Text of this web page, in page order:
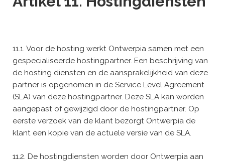
11.1. Voor de hosting werkt Ontwerpia samen met een
gespecialiseerde hostingpartner. Een beschrijving van
de hosting diensten en de aansprakelijkheid van deze
partner is opgenomen in de Service Level Agreement
(SLA) van deze hostingpartner. Deze SLA kan worden
aangepast of gewijzigd door de hostingpartner. Op
eerste verzoek van de klant bezorgt Ontwerpia de
klant een kopie van de actuele versie van de SLA.
11.2. De hostingdiensten worden door Ontwerpia aan